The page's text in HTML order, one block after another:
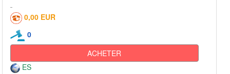
0,00 EUR
0
ACHETER
ES